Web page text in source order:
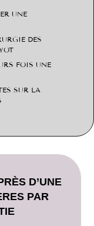
UNE
DES
FOIS UNE
SUR LA
D’UNE
PAR